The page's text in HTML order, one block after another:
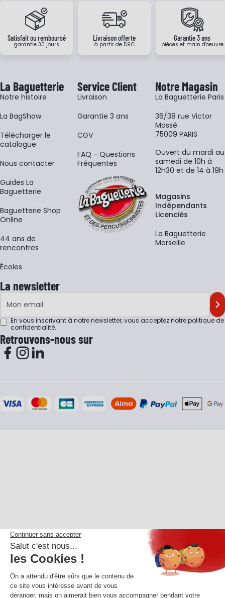
Satisfait ou remboursé
garantie 30 jours
Livraison offerte
à partir de 59€
Garantie 3 ans
pièces et main d'oeuvre
La Baguetterie
Notre histoire
La BagShow
​Télécharger le
catalogue
Nous contacter
Guides La
Baguetterie
Baguetterie Shop
Online
44 ans de
rencontres
Écoles
Service Client
Livraison
Garantie 3 ans
CGV
FAQ - Questions
Fréquentes
Notre Magasin
La Baguetterie Paris
36/38 rue Victor
Massé
75009 PARIS
Ouvert du mardi au
samedi de 10h à
12h30 et de 14 à 19h
Magasins
Indépendants
Licenciés
La Baguetterie
Marseille
La newsletter
Adresse e-mail
En vous inscrivant à notre newsletter, vous acceptez notrepolitique de
confidentialité.
Retrouvons-nous sur